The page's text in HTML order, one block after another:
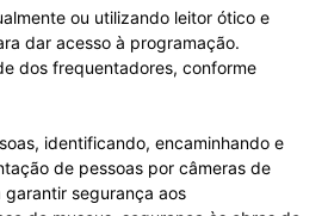
ou utilizando leitor ótico e
dar acesso à programação.
dos frequentadores, conforme
identificando, encaminhando e
de pessoas por câmeras de
segurança aos